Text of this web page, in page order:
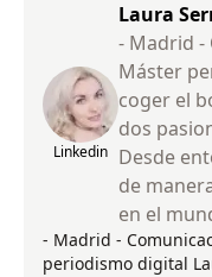
Linkedin
Laura
- Madrid -
Máster
coger el
dos
Desde
de
en el
- Madrid -
periodismo digital